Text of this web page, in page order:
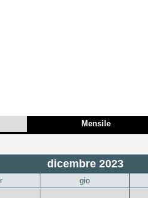
Mensile
dicembre 2023
gio